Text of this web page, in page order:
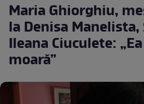
Maria Ghiorghiu,
la Denisa
Ileana Ciuculete:
moară”